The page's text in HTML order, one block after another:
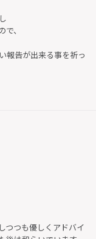
、
報告が出来る事を祈っ
つつも優しくアドバイ